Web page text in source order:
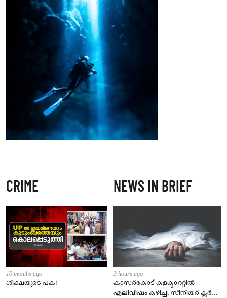
CRIME
10 months ago
ശിക്ഷയുടെ പക!
NEWS IN BRIEF
3 hours ago
കാസർകോട് കളക്ടറേറ്റിൽ
എലിവിഷം കഴിച്ച; സീനിയർ ക്ലർക്ക്